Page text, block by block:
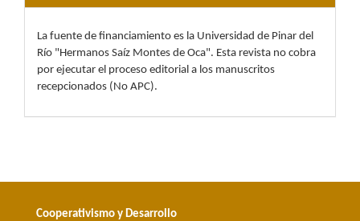
La fuente de financiamiento es la Universidad de Pinar del
Río "Hermanos Saíz Montes de Oca". Esta revista no cobra
por ejecutar el proceso editorial a los manuscritos
recepcionados (No APC).
Cooperativismo y Desarrollo